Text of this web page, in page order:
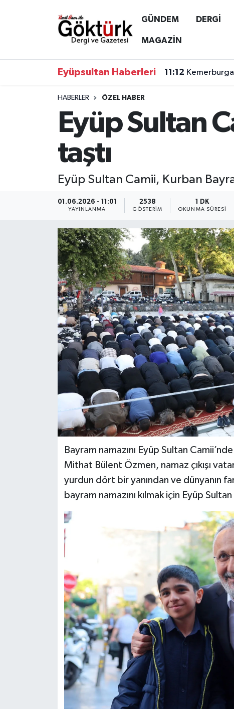
GÜNDEM DERGİ
MAGAZİN
Eyüpsultan Haberleri 11:12
HABERLER ÖZEL HABER
Eyüp Sultan
taştı
Eyüp Sultan Camii, Kurban
01.06.2026 - 11:01
YAYINLANMA
2538
GÖSTERIM
1 DK
OKUNMA SÜRESI
Bayram namazını Eyüp Sultan
Mithat Bülent Özmen, namaz çıkışı
yurdun dört bir yanından ve dünyanın
bayram namazını kılmak için Eyüp
Anne Çocuk
KEMERBURGAZ
KÜLTÜR - SANAT
MAGAZİN
ÖZEL HABER
SAĞLIK
TEKNOLOJİ
TİCARET
Eyüpsultan Hava Durumu
Tüm Manşetler
Son Dakika Haberleri